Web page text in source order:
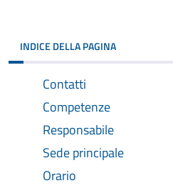
INDICE DELLA PAGINA
Contatti
Competenze
Responsabile
Sede principale
Orario